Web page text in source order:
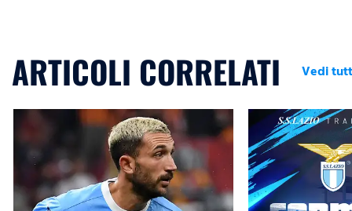
ARTICOLI CORRELATI Vedi